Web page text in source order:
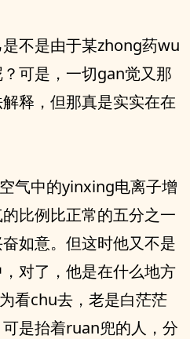
不是由于某zhong药wu
可是，一切gan觉又那
释，但那真是实实在在
气中的yinxing电离子增
比例比正常的五分之一
如意。但这时他又不是
对了，他是在什么地方
看chu去，老是白茫茫
是抬着ruan兜的人，分